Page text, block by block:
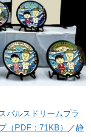
パルスドリームプラ
（PDF：71KB） ／静